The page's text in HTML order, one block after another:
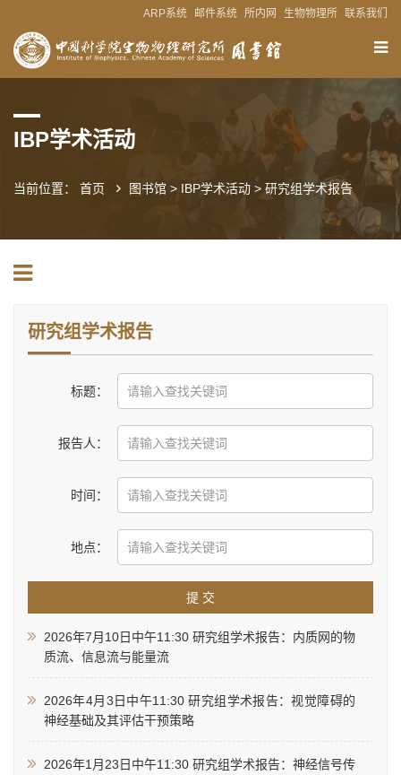
ARP系统 邮件系统 所内网 生物物理所 联系我们
IBP学术活动
当前位置： 首页 图书馆 > IBP学术活动 > 研究组学术报告
研究组学术报告
标题：
报告人：
时间：
地点：
提 交
2026年7月10日中午11:30 研究组学术报告：内质网的物
质流、信息流与能量流
2026年4月3日中午11:30 研究组学术报告：视觉障碍的
神经基础及其评估干预策略
2026年1月23日中午11:30 研究组学术报告：神经信号传